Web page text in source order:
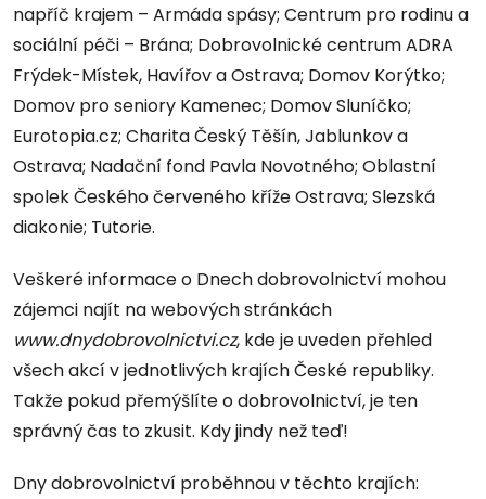
napříč krajem – Armáda spásy; Centrum pro rodinu a
sociální péči – Brána; Dobrovolnické centrum ADRA
Frýdek-Místek, Havířov a Ostrava; Domov Korýtko;
Domov pro seniory Kamenec; Domov Sluníčko;
Eurotopia.cz; Charita Český Těšín, Jablunkov a
Ostrava; Nadační fond Pavla Novotného; Oblastní
spolek Českého červeného kříže Ostrava; Slezská
diakonie; Tutorie.
Veškeré informace o Dnech dobrovolnictví mohou
zájemci najít na webových stránkách
www.dnydobrovolnictvi.cz, kde je uveden přehled
všech akcí v jednotlivých krajích České republiky.
Takže pokud přemýšlíte o dobrovolnictví, je ten
správný čas to zkusit. Kdy jindy než teď!
Dny dobrovolnictví proběhnou v těchto krajích: